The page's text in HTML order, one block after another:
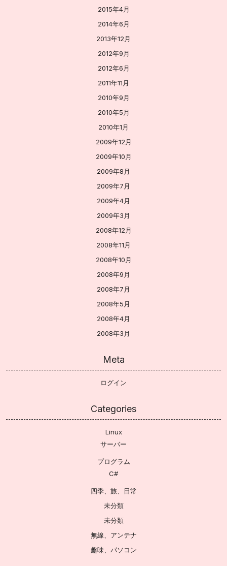
2015年4月
2014年6月
2013年12月
2012年9月
2012年6月
2011年11月
2010年9月
2010年5月
2010年1月
2009年12月
2009年10月
2009年8月
2009年7月
2009年4月
2009年3月
2008年12月
2008年11月
2008年10月
2008年9月
2008年7月
2008年5月
2008年4月
2008年3月
Meta
ログイン
Categories
Linux
サーバー
プログラム
C#
四季、旅、日常
未分類
未分類
無線、アンテナ
趣味、パソコン